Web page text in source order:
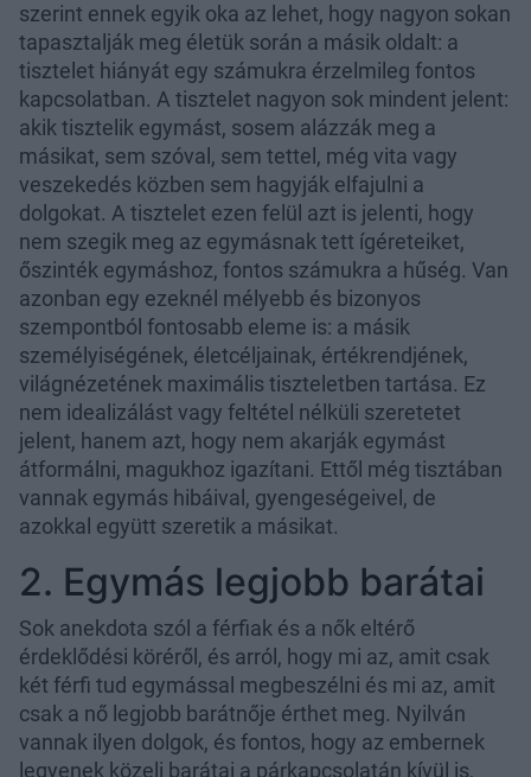
szerint ennek egyik oka az lehet, hogy nagyon sokan
tapasztalják meg életük során a másik oldalt: a
tisztelet hiányát egy számukra érzelmileg fontos
kapcsolatban. A tisztelet nagyon sok mindent jelent:
akik tisztelik egymást, sosem alázzák meg a
másikat, sem szóval, sem tettel, még vita vagy
veszekedés közben sem hagyják elfajulni a
dolgokat. A tisztelet ezen felül azt is jelenti, hogy
nem szegik meg az egymásnak tett ígéreteiket,
őszinték egymáshoz, fontos számukra a hűség. Van
azonban egy ezeknél mélyebb és bizonyos
szempontból fontosabb eleme is: a másik
személyiségének, életcéljainak, értékrendjének,
világnézetének maximális tiszteletben tartása. Ez
nem idealizálást vagy feltétel nélküli szeretetet
jelent, hanem azt, hogy nem akarják egymást
átformálni, magukhoz igazítani. Ettől még tisztában
vannak egymás hibáival, gyengeségeivel, de
azokkal együtt szeretik a másikat.
2. Egymás legjobb barátai
Sok anekdota szól a férfiak és a nők eltérő
érdeklődési köréről, és arról, hogy mi az, amit csak
két férfi tud egymással megbeszélni és mi az, amit
csak a nő legjobb barátnője érthet meg. Nyilván
vannak ilyen dolgok, és fontos, hogy az embernek
legyenek közeli barátai a párkapcsolatán kívül is,